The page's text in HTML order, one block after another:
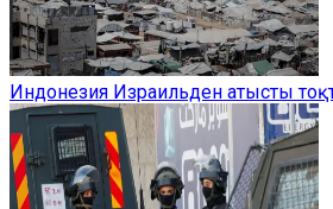
Индонезия Израильден атысты